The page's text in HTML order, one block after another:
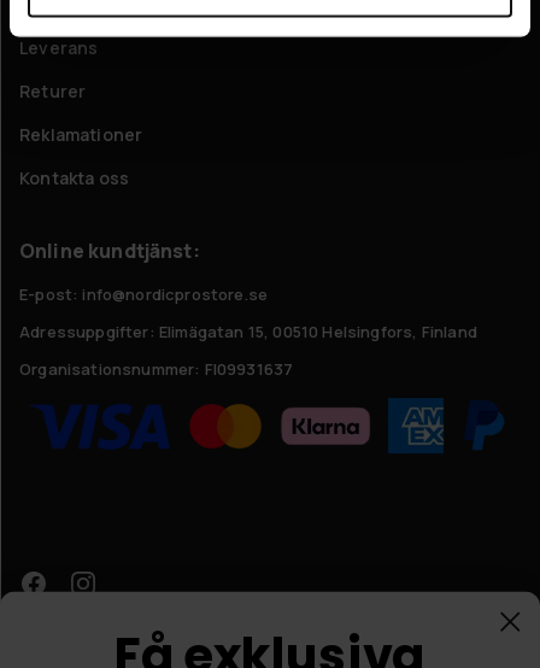
Leverans
Returer
Reklamationer
Kontakta oss
Online kundtjänst:
E-post: info@nordicprostore.se
Adressuppgifter: Elimägatan 15, 00510 Helsingfors, Finland
Organisationsnummer: FI09931637